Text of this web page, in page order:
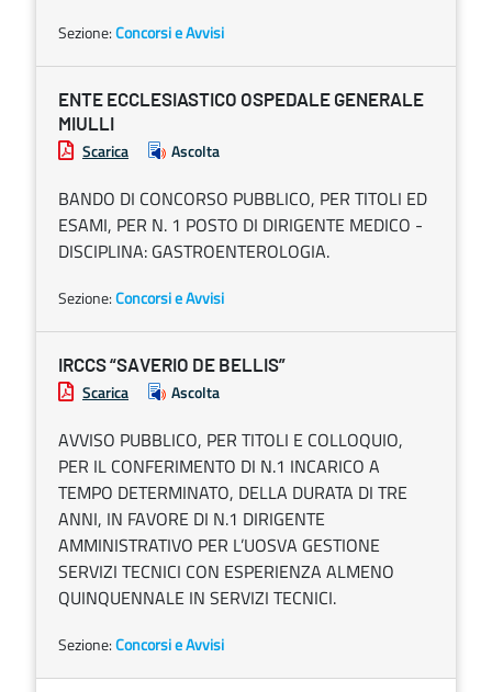
Sezione:Concorsi e Avvisi
ENTE ECCLESIASTICO OSPEDALE GENERALE
MIULLI
Scarica Ascolta
BANDO DI CONCORSO PUBBLICO, PER TITOLI ED
ESAMI, PER N. 1 POSTO DI DIRIGENTE MEDICO -
DISCIPLINA: GASTROENTEROLOGIA.
Sezione:Concorsi e Avvisi
IRCCS “SAVERIO DE BELLIS”
Scarica Ascolta
AVVISO PUBBLICO, PER TITOLI E COLLOQUIO,
PER IL CONFERIMENTO DI N.1 INCARICO A
TEMPO DETERMINATO, DELLA DURATA DI TRE
ANNI, IN FAVORE DI N.1 DIRIGENTE
AMMINISTRATIVO PER L’UOSVA GESTIONE
SERVIZI TECNICI CON ESPERIENZA ALMENO
QUINQUENNALE IN SERVIZI TECNICI.
Sezione:Concorsi e Avvisi